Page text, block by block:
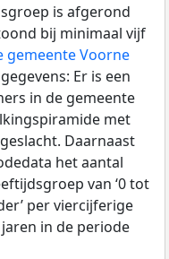
is afgerond
bij minimaal vijf
gemeente Voorne
Er is een
in de gemeente
met
Daarnaast
het aantal
van ‘0 tot
per viercijferige
in de periode